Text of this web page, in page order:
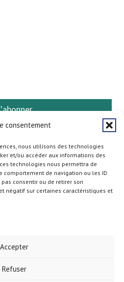
consentement
nous utilisons des technologies
et/ou accéder aux informations des
technologies nous permettra de
de navigation ou les ID
consentir ou de retirer son
négatif sur certaines caractéristiques et
Accepter
Refuser
© 2026